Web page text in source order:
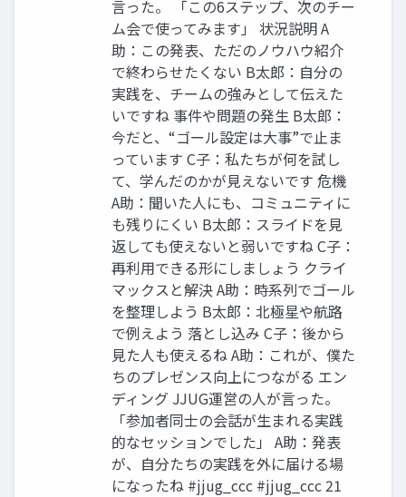
言った。 「この6ステップ、次のチー
ム会で使ってみます」 状況説明 A
助：この発表、ただのノウハウ紹介
で終わらせたくない B太郎：自分の
実践を、チームの強みとして伝えた
いですね 事件や問題の発生 B太郎：
今だと、“ゴール設定は大事”で止ま
っています C子：私たちが何を試し
て、学んだのかが見えないです 危機
A助：聞いた人にも、コミュニティに
も残りにくい B太郎：スライドを見
返しても使えないと弱いですね C子：
再利用できる形にしましょう クライ
マックスと解決 A助：時系列でゴール
を整理しよう B太郎：北極星や航路
で例えよう 落とし込み C子：後から
見た人も使えるね A助：これが、僕た
ちのプレゼンス向上につながる エン
ディング JJUG運営の人が言った。
「参加者同士の会話が生まれる実践
的なセッションでした」 A助：発表
が、自分たちの実践を外に届ける場
になったね #jjug_ccc #jjug_ccc 21